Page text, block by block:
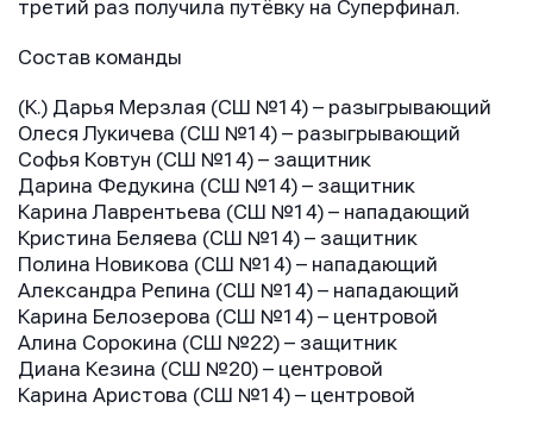
третий раз получила путёвку на Суперфинал.
Состав команды
(К.) Дарья Мерзлая (СШ №14) – разыгрывающий
Олеся Лукичева (СШ №14) – разыгрывающий
Софья Ковтун (СШ №14) – защитник
Дарина Федукина (СШ №14) – защитник
Карина Лаврентьева (СШ №14) – нападающий
Кристина Беляева (СШ №14) – защитник
Полина Новикова (СШ №14) – нападающий
Александра Репина (СШ №14) – нападающий
Карина Белозерова (СШ №14) – центровой
Алина Сорокина (СШ №22) – защитник
Диана Кезина (СШ №20) – центровой
Карина Аристова (СШ №14) – центровой